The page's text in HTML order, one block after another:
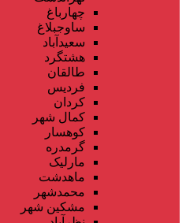
چهارباغ
ساوجبلاغ
سعیدآباد
هشتگرد
طالقان
فردیس
کردان
کمال شهر
کوهسار
گرمدره
مارلیک
ماهدشت
محمدشهر
مشکین شهر